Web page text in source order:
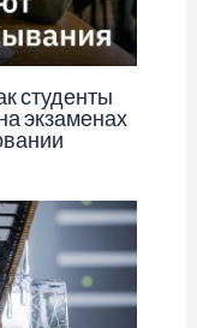
студенты
экзаменах